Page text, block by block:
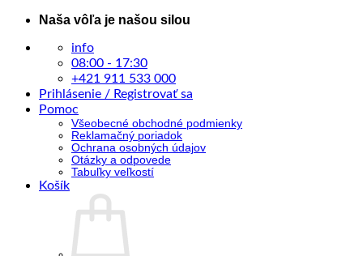
Skip
content
Naša vôľa je našou silou
info
08:00 - 17:30
+421 911 533 000
Prihlásenie / Registrovať sa
Pomoc
Všeobecné obchodné podmienky
Reklamačný poriadok
Ochrana osobných údajov
Otázky a odpovede
Tabuľky veľkostí
Košík